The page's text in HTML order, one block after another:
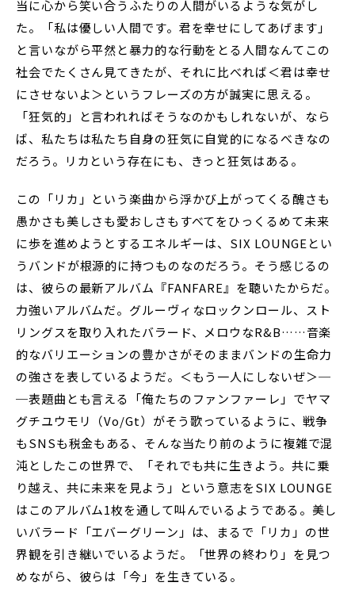
当に心から笑い合うふたりの人間がいるような気がし
た。「私は優しい人間です。君を幸せにしてあげます」
と言いながら平然と暴力的な行動をとる人間なんてこの
社会でたくさん見てきたが、それに比べれば＜君は幸せ
にさせないよ＞というフレーズの方が誠実に思える。
「狂気的」と言われればそうなのかもしれないが、なら
ば、私たちは私たち自身の狂気に自覚的になるべきなの
だろう。リカという存在にも、きっと狂気はある。
この「リカ」という楽曲から浮かび上がってくる醜さも
愚かさも美しさも愛おしさもすべてをひっくるめて未来
に歩を進めようとするエネルギーは、SIX LOUNGEとい
うバンドが根源的に持つものなのだろう。そう感じるの
は、彼らの最新アルバム『FANFARE』を聴いたからだ。
力強いアルバムだ。グルーヴィなロックンロール、スト
リングスを取り入れたバラード、メロウなR&B……音楽
的なバリエーションの豊かさがそのままバンドの生命力
の強さを表しているようだ。＜もう一人にしないぜ＞─
─表題曲とも言える「俺たちのファンファーレ」でヤマ
グチユウモリ（Vo/Gt）がそう歌っているように、戦争
もSNSも税金もある、そんな当たり前のように複雑で混
沌としたこの世界で、「それでも共に生きよう。共に乗
り越え、共に未来を見よう」という意志をSIX LOUNGE
はこのアルバム1枚を通して叫んでいるようである。美し
いバラード「エバーグリーン」は、まるで「リカ」の世
界観を引き継いでいるようだ。「世界の終わり」を見つ
めながら、彼らは「今」を生きている。